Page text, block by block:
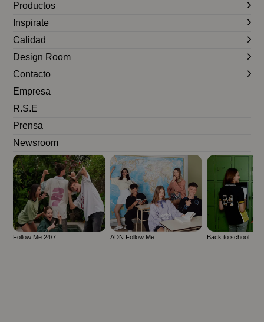
Productos
Inspirate
Calidad
Design Room
Contacto
Empresa
R.S.E
Prensa
Newsroom
Follow Me 24/7 ADN Follow Me Back to school